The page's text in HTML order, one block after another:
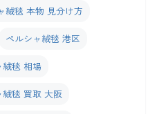
絨毯 本物 見分け方
ペルシャ絨毯 港区
絨毯 相場
絨毯 買取 大阪